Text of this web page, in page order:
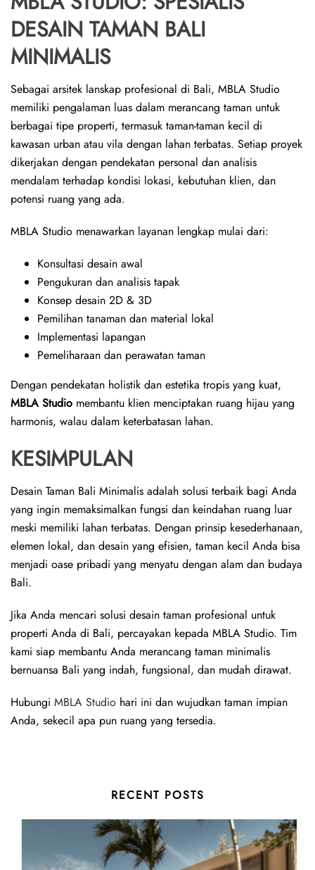
DESAIN TAMAN BALI
MINIMALIS
Sebagai arsitek lanskap profesional di Bali, MBLA Studio
memiliki pengalaman luas dalam merancang taman untuk
berbagai tipe properti, termasuk taman-taman kecil di
kawasan urban atau vila dengan lahan terbatas. Setiap proyek
dikerjakan dengan pendekatan personal dan analisis
mendalam terhadap kondisi lokasi, kebutuhan klien, dan
potensi ruang yang ada.
MBLA Studio menawarkan layanan lengkap mulai dari:
Konsultasi desain awal
Pengukuran dan analisis tapak
Konsep desain 2D & 3D
Pemilihan tanaman dan material lokal
Implementasi lapangan
Pemeliharaan dan perawatan taman
Dengan pendekatan holistik dan estetika tropis yang kuat,
MBLA Studio membantu klien menciptakan ruang hijau yang
harmonis, walau dalam keterbatasan lahan.
KESIMPULAN
Desain Taman Bali Minimalis adalah solusi terbaik bagi Anda
yang ingin memaksimalkan fungsi dan keindahan ruang luar
meski memiliki lahan terbatas. Dengan prinsip kesederhanaan,
elemen lokal, dan desain yang efisien, taman kecil Anda bisa
menjadi oase pribadi yang menyatu dengan alam dan budaya
Bali.
Jika Anda mencari solusi desain taman profesional untuk
properti Anda di Bali, percayakan kepada MBLA Studio. Tim
kami siap membantu Anda merancang taman minimalis
bernuansa Bali yang indah, fungsional, dan mudah dirawat.
Hubungi MBLA Studio hari ini dan wujudkan taman impian
Anda, sekecil apa pun ruang yang tersedia.
RECENT POSTS